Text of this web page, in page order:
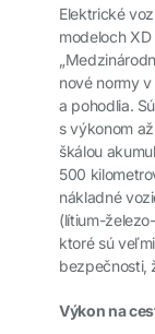
Elektrické
modeloch
nové normy
a pohodlia.
s výkonom
škálou
500
nákladné
(lítium-
ktoré sú
bezpečnosti,
Výkon na